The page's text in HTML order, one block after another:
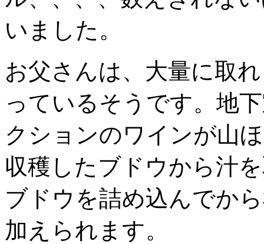
いました。
お父さんは、大量に取
っているそうです。地
クションのワインが山
収穫したブドウから汁
ブドウを詰め込んでか
加えられます。